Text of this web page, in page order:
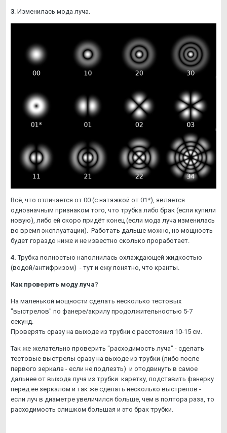
3. Изменилась мода луча.
Всё, что отличается от 00 (с натяжкой от 01*), является
однозначным признаком того, что трубка либо брак (если купили
новую), либо ей скоро придёт конец (если мода луча изменилась
во время эксплуатации). Работать дальше можно, но мощность
будет гораздо ниже и не известно сколько проработает.
4. Трубка полностью наполнилась охлаждающей жидкостью
(водой/антифризом) - тут и ежу понятно, что кранты.
Как проверить моду луча?
На маленькой мощности сделать несколько тестовых
"выстрелов" по фанере/акрилу продолжительностью 5-7
секунд.
Проверять сразу на выходе из трубки с расстояния 10-15 см.
Так же желательно проверить "расходимость луча" - сделать
тестовые выстрелы сразу на выходе из трубки (либо после
первого зеркала - если не подлезть) и отодвинуть в самое
дальнее от выхода луча из трубки каретку, подставить фанерку
перед её зеркалом и так же сделать несколько выстрелов -
если луч в диаметре увеличился больше, чем в полтора раза, то
расходимость слишком большая и это брак трубки.